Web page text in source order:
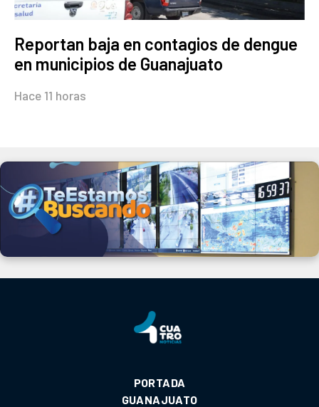
Reportan baja en contagios de dengue
en municipios de Guanajuato
Hace 11 horas
PORTADA
GUANAJUATO